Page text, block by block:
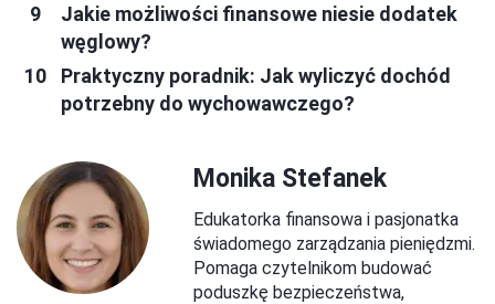
Jakie możliwości finansowe niesie dodatek
węglowy?
Praktyczny poradnik: Jak wyliczyć dochód
potrzebny do wychowawczego?
Monika Stefanek
Edukatorka finansowa i pasjonatka
świadomego zarządzania pieniędzmi.
Pomaga czytelnikom budować
poduszkę bezpieczeństwa,